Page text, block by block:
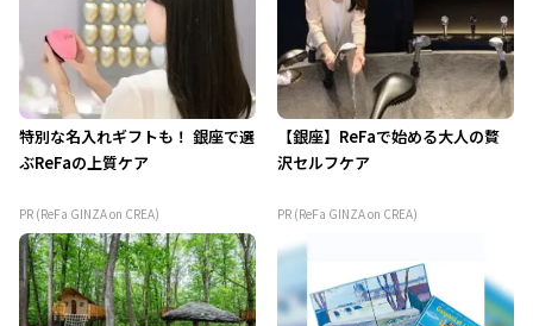
特別な名入れギフトも！ 銀座で選
ぶReFaの上質ケア
PR (ReFa GINZA on CREA)
【銀座】ReFaで始める大人の贅
沢セルフケア
PR (ReFa GINZA on CREA)